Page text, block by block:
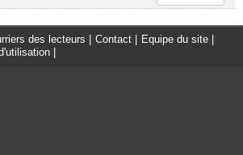
des lecteurs Contact Equipe du site